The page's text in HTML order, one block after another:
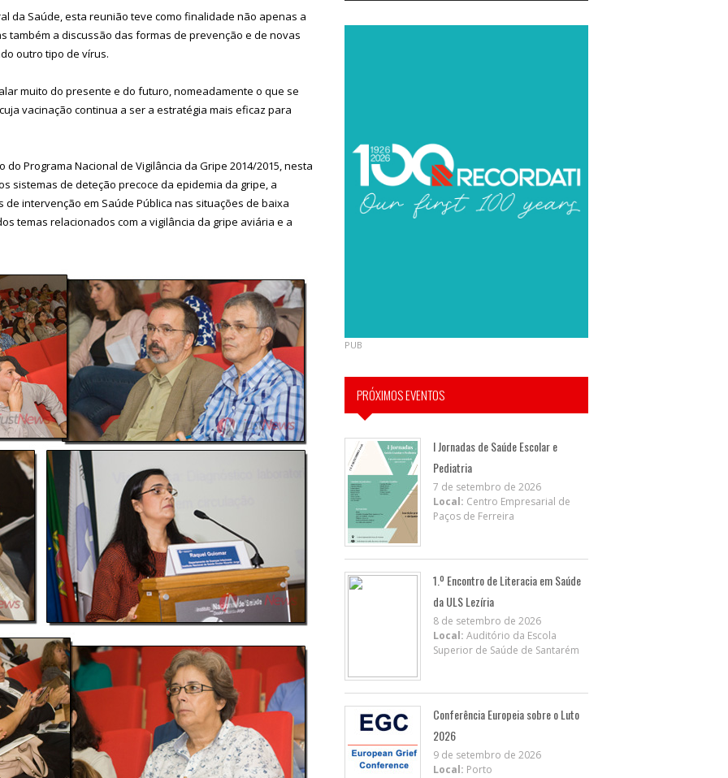
da Saúde, esta reunião teve como finalidade não apenas a
também a discussão das formas de prevenção e de novas
outro tipo de vírus.
muito do presente e do futuro, nomeadamente o que se
vacinação continua a ser a estratégia mais eficaz para
Programa Nacional de Vigilância da Gripe 2014/2015, nesta
sistemas de deteção precoce da epidemia da gripe, a
intervenção em Saúde Pública nas situações de baixa
temas relacionados com a vigilância da gripe aviária e a
PUB
PRÓXIMOS EVENTOS
I Jornadas de Saúde Escolar e
Pediatria
7 de setembro de 2026
Local: Centro Empresarial de
Paços de Ferreira
1.º Encontro de Literacia em Saúde
da ULS Lezíria
8 de setembro de 2026
Local: Auditório da Escola
Superior de Saúde de Santarém
Conferência Europeia sobre o Luto
2026
9 de setembro de 2026
Local: Porto